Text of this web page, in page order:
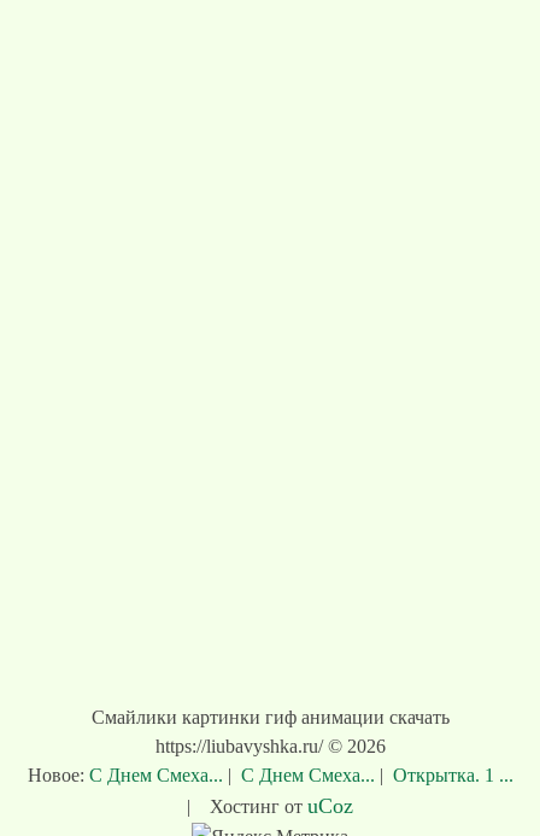
Смайлики картинки гиф анимации скачать
https://liubavyshka.ru/ © 2026
Новое: С Днем Смеха... | С Днем Смеха... | Открытка. 1 ...
|
Хостинг от uCoz